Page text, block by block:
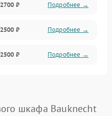
2700 ₽ Подробнее →
2500 ₽ Подробнее →
2500 ₽ Подробнее →
шкафа Bauknecht